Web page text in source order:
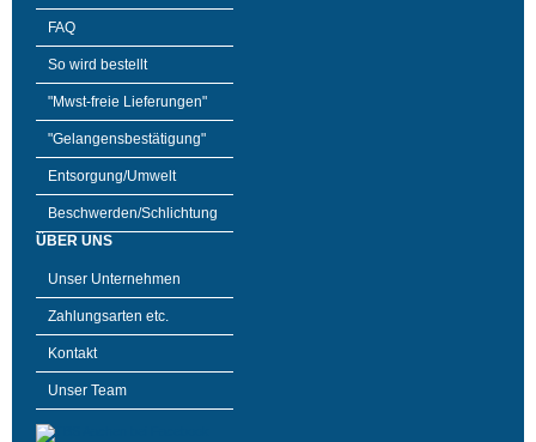
FAQ
So wird bestellt
"Mwst-freie Lieferungen"
"Gelangensbestätigung"
Entsorgung/Umwelt
Beschwerden/Schlichtung
ÜBER UNS
Unser Unternehmen
Zahlungsarten etc.
Kontakt
Unser Team